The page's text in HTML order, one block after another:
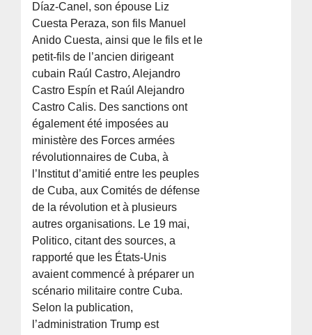
Díaz-Canel, son épouse Liz
Cuesta Peraza, son fils Manuel
Anido Cuesta, ainsi que le fils et le
petit-fils de l’ancien dirigeant
cubain Raúl Castro, Alejandro
Castro Espín et Raúl Alejandro
Castro Calis. Des sanctions ont
également été imposées au
ministère des Forces armées
révolutionnaires de Cuba, à
l’Institut d’amitié entre les peuples
de Cuba, aux Comités de défense
de la révolution et à plusieurs
autres organisations. Le 19 mai,
Politico, citant des sources, a
rapporté que les États-Unis
avaient commencé à préparer un
scénario militaire contre Cuba.
Selon la publication,
l’administration Trump est